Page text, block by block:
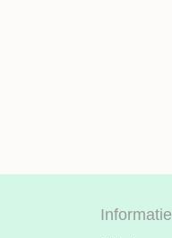
Informatie